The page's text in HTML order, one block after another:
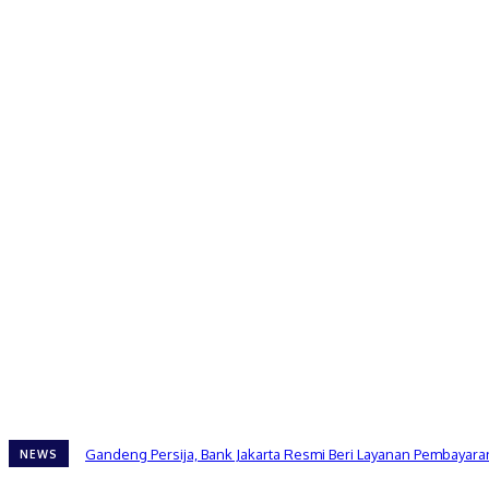
NEWS Gandeng Persija, Bank Jakarta Resmi Beri Layanan